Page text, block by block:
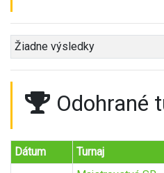
Žiadne výsledky
Odohrané
Dátum Turnaj